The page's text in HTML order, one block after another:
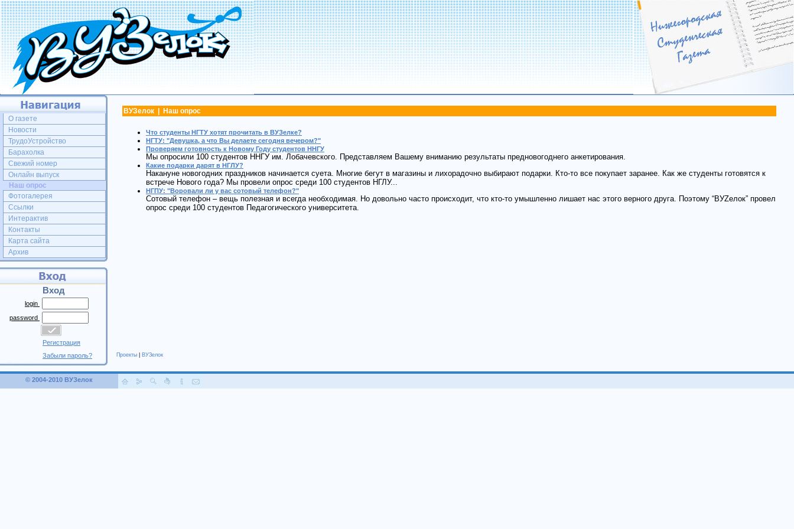
О газете
Новости
ТрудоУстройство
Барахолка
Свежий номер
Онлайн выпуск
Наш опрос
Фотогалерея
Ссылки
Интерактив
Контакты
Карта сайта
Архив
Вход
login
password
Регистрация
Забыли пароль?
ВУЗелок | Наш опрос
Что студенты НГТУ хотят прочитать в ВУЗелке?
НГТУ: "Девушка, а что Вы делаете сегодня вечером?"
Проверяем готовность к Новому Году студентов ННГУ
Мы опросили 100 студентов ННГУ им. Лобачевского. Представляем Вашему вниманию результаты предновогоднего анкетирования.
Какие подарки дарят в НГЛУ?
Накануне новогодних праздников начинается суета. Многие бегут в магазины и лихорадочно выбирают подарки. Кто-то все покупает заранее. Как же студенты готовятся к
встрече Нового года? Мы провели опрос среди 100 студентов НГЛУ...
НГПУ: "Воровали ли у вас сотовый телефон?"
Сотовый телефон – вещь полезная и всегда необходимая. Но довольно часто происходит, что кто-то умышленно лишает нас этого верного друга. Поэтому “ВУZелок” провел
опрос среди 100 студентов Педагогического университета.
Проекты ВУЗелок
© 2004-2010 ВУЗелок